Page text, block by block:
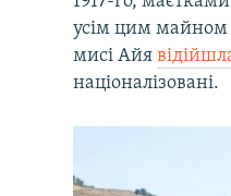
усім цим майном
мисі Айя
націоналізовані.